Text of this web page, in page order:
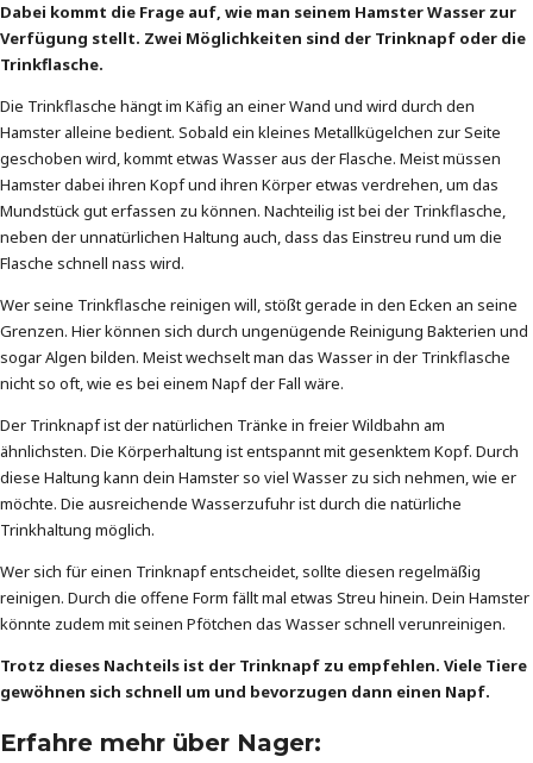
Dabei kommt die Frage auf, wie man seinem Hamster Wasser zur
Verfügung stellt. Zwei Möglichkeiten sind der Trinknapf oder die
Trinkflasche.
Die Trinkflasche hängt im Käfig an einer Wand und wird durch den
Hamster alleine bedient. Sobald ein kleines Metallkügelchen zur Seite
geschoben wird, kommt etwas Wasser aus der Flasche. Meist müssen
Hamster dabei ihren Kopf und ihren Körper etwas verdrehen, um das
Mundstück gut erfassen zu können. Nachteilig ist bei der Trinkflasche,
neben der unnatürlichen Haltung auch, dass das Einstreu rund um die
Flasche schnell nass wird.
Wer seine Trinkflasche reinigen will, stößt gerade in den Ecken an seine
Grenzen. Hier können sich durch ungenügende Reinigung Bakterien und
sogar Algen bilden. Meist wechselt man das Wasser in der Trinkflasche
nicht so oft, wie es bei einem Napf der Fall wäre.
Der Trinknapf ist der natürlichen Tränke in freier Wildbahn am
ähnlichsten. Die Körperhaltung ist entspannt mit gesenktem Kopf. Durch
diese Haltung kann dein Hamster so viel Wasser zu sich nehmen, wie er
möchte. Die ausreichende Wasserzufuhr ist durch die natürliche
Trinkhaltung möglich.
Wer sich für einen Trinknapf entscheidet, sollte diesen regelmäßig
reinigen. Durch die offene Form fällt mal etwas Streu hinein. Dein Hamster
könnte zudem mit seinen Pfötchen das Wasser schnell verunreinigen.
Trotz dieses Nachteils ist der Trinknapf zu empfehlen. Viele Tiere
gewöhnen sich schnell um und bevorzugen dann einen Napf.
Erfahre mehr über Nager: